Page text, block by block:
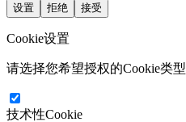
设置 拒绝 接受
Cookie设置
请选择您希望授权的Cookie类型
技术性Cookie